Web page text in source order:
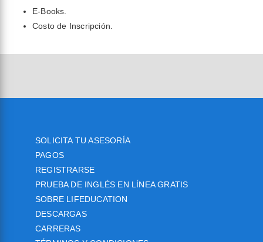
E-Books.
Costo de Inscripción.
SOLICITA TU ASESORÍA
PAGOS
REGISTRARSE
PRUEBA DE INGLÉS EN LÍNEA GRATIS
SOBRE LIFEDUCATION
DESCARGAS
CARRERAS